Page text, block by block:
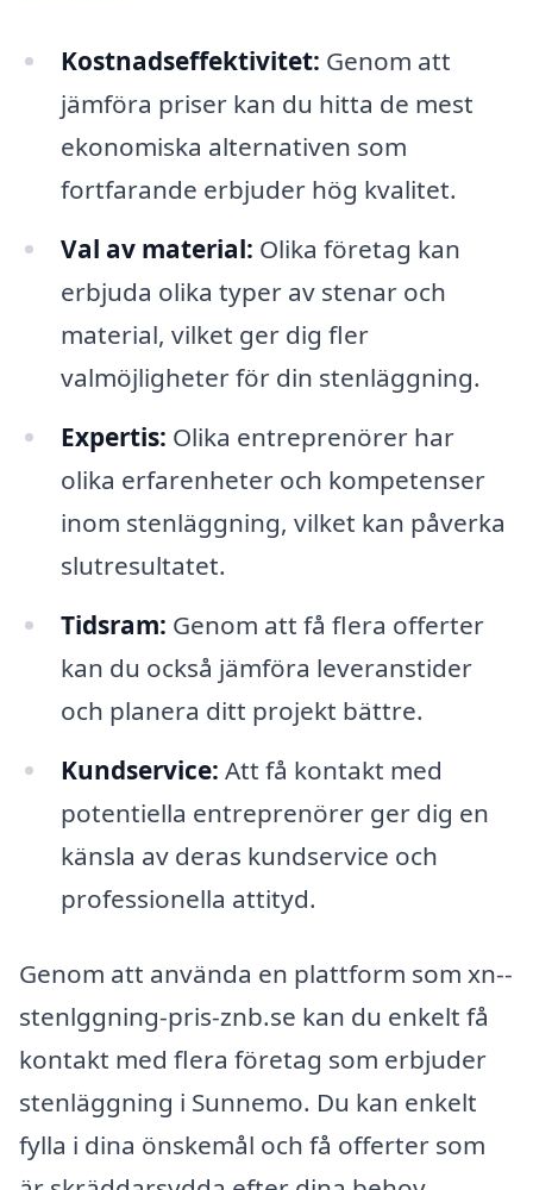
Kostnadseffektivitet: Genom att
jämföra priser kan du hitta de mest
ekonomiska alternativen som
fortfarande erbjuder hög kvalitet.
Val av material: Olika företag kan
erbjuda olika typer av stenar och
material, vilket ger dig fler
valmöjligheter för din stenläggning.
Expertis: Olika entreprenörer har
olika erfarenheter och kompetenser
inom stenläggning, vilket kan påverka
slutresultatet.
Tidsram: Genom att få flera offerter
kan du också jämföra leveranstider
och planera ditt projekt bättre.
Kundservice: Att få kontakt med
potentiella entreprenörer ger dig en
känsla av deras kundservice och
professionella attityd.
Genom att använda en plattform som xn--
stenlggning-pris-znb.se kan du enkelt få
kontakt med flera företag som erbjuder
stenläggning i Sunnemo. Du kan enkelt
fylla i dina önskemål och få offerter som